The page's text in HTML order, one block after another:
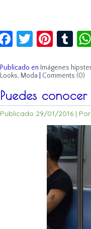
Facebook
Twitter
Publicado en Imágenes hipster
Looks, Moda Comments (0)
Puedes
Publicado 29/01/2016| Por